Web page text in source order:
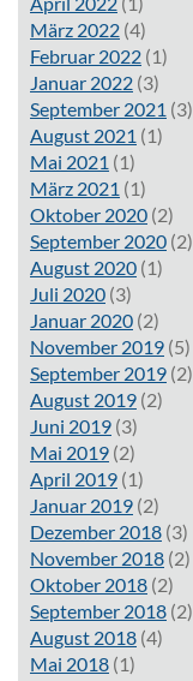
März 2022 (4)
Februar 2022 (1)
Januar 2022 (3)
September 2021 (3)
August 2021 (1)
Mai 2021 (1)
März 2021 (1)
Oktober 2020 (2)
September 2020 (2)
August 2020 (1)
Juli 2020 (3)
Januar 2020 (2)
November 2019 (5)
September 2019 (2)
August 2019 (2)
Juni 2019 (3)
Mai 2019 (2)
April 2019 (1)
Januar 2019 (2)
Dezember 2018 (3)
November 2018 (2)
Oktober 2018 (2)
September 2018 (2)
August 2018 (4)
Mai 2018 (1)